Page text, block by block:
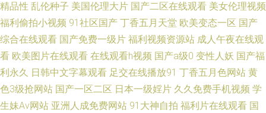
国产盗摄成人一区二区 亚洲成人小说网站 国产区精品 香蕉国产视频 超碰东
婷婷五月天色网 日韩免看一级a 91一区二区视频 久久精品国产精品 精品25
区 91大神导航 韩国性爱 亚洲成人91黄色 国产17页 色婷婷久久综 91亚洲 久
精品性 乱伦种子 美国伦理大片 国产二区在线观看 美女伦理视频
福利偷拍小视频 91社区国产 丁香五月天堂 欧美变态一区 国产
综合在线观看 国产免费一级片 福利视频资源站 成人午夜在线观
看 欧美图片在线观看 在线观看h视频 国产a级0 变性人妖 国产福
利永久 日韩中文字幕观看 足交在线播放91 丁香五月色网站 黄
色3级抢网站 国产一区二区 日本一级婬片 久久免费手机视频 学
生妹Av网站 亚洲人成免费网站 91大神自拍 福利片在线观看 国